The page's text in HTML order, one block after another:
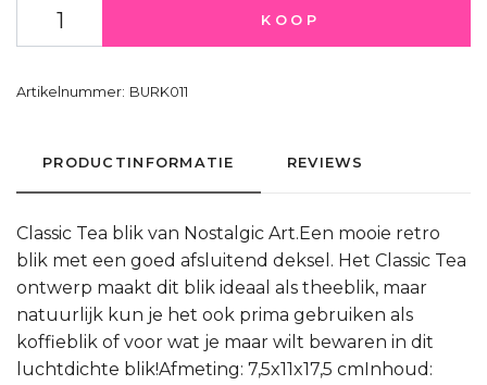
KOOP
Artikelnummer: BURK011
PRODUCTINFORMATIE REVIEWS
Classic Tea blik van Nostalgic Art.Een mooie retro
blik met een goed afsluitend deksel. Het Classic Tea
ontwerp maakt dit blik ideaal als theeblik, maar
natuurlijk kun je het ook prima gebruiken als
koffieblik of voor wat je maar wilt bewaren in dit
luchtdichte blik!Afmeting: 7,5x11x17,5 cmInhoud: